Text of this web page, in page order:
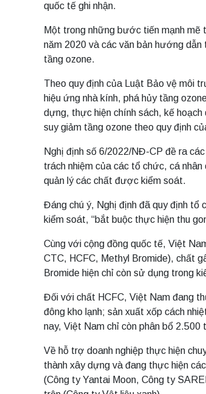
quốc tế ghi nhận.
Một trong những bước tiến mạnh mẽ
năm 2020 và các văn bản hướng
tầng ozone.
Theo quy định của Luật Bảo vệ môi
hiệu ứng nhà kính, phá hủy tầng
dựng, thực hiện chính sách, kế
suy giảm tầng ozone theo quy định
Nghị định số 6/2022/NĐ-CP đề ra
trách nhiệm của các tổ chức, cá
quản lý các chất được kiểm soát.
Đáng chú ý, Nghị định đã quy định
kiểm soát, “bắt buộc thực hiện thu
Cùng với cộng đồng quốc tế, Việt
CTC, HCFC, Methyl Bromide), chất
Bromide hiện chỉ còn sử dụng trong
Đối với chất HCFC, Việt Nam đang
đông kho lạnh; sản xuất xốp cách
nay, Việt Nam chỉ còn phân bổ
Về hỗ trợ doanh nghiệp thực hiện
thành xây dựng và đang thực hiện
(Công ty Yantai Moon, Công ty